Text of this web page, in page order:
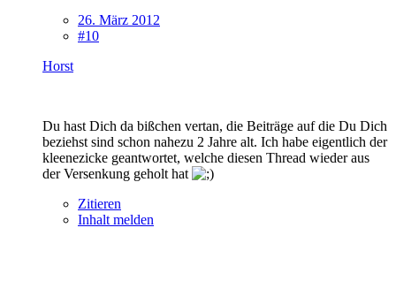
26. März 2012
#10
Horst
Du hast Dich da bißchen vertan, die Beiträge auf die Du Dich
beziehst sind schon nahezu 2 Jahre alt. Ich habe eigentlich der
kleenezicke geantwortet, welche diesen Thread wieder aus
der Versenkung geholt hat
Zitieren
Inhalt melden